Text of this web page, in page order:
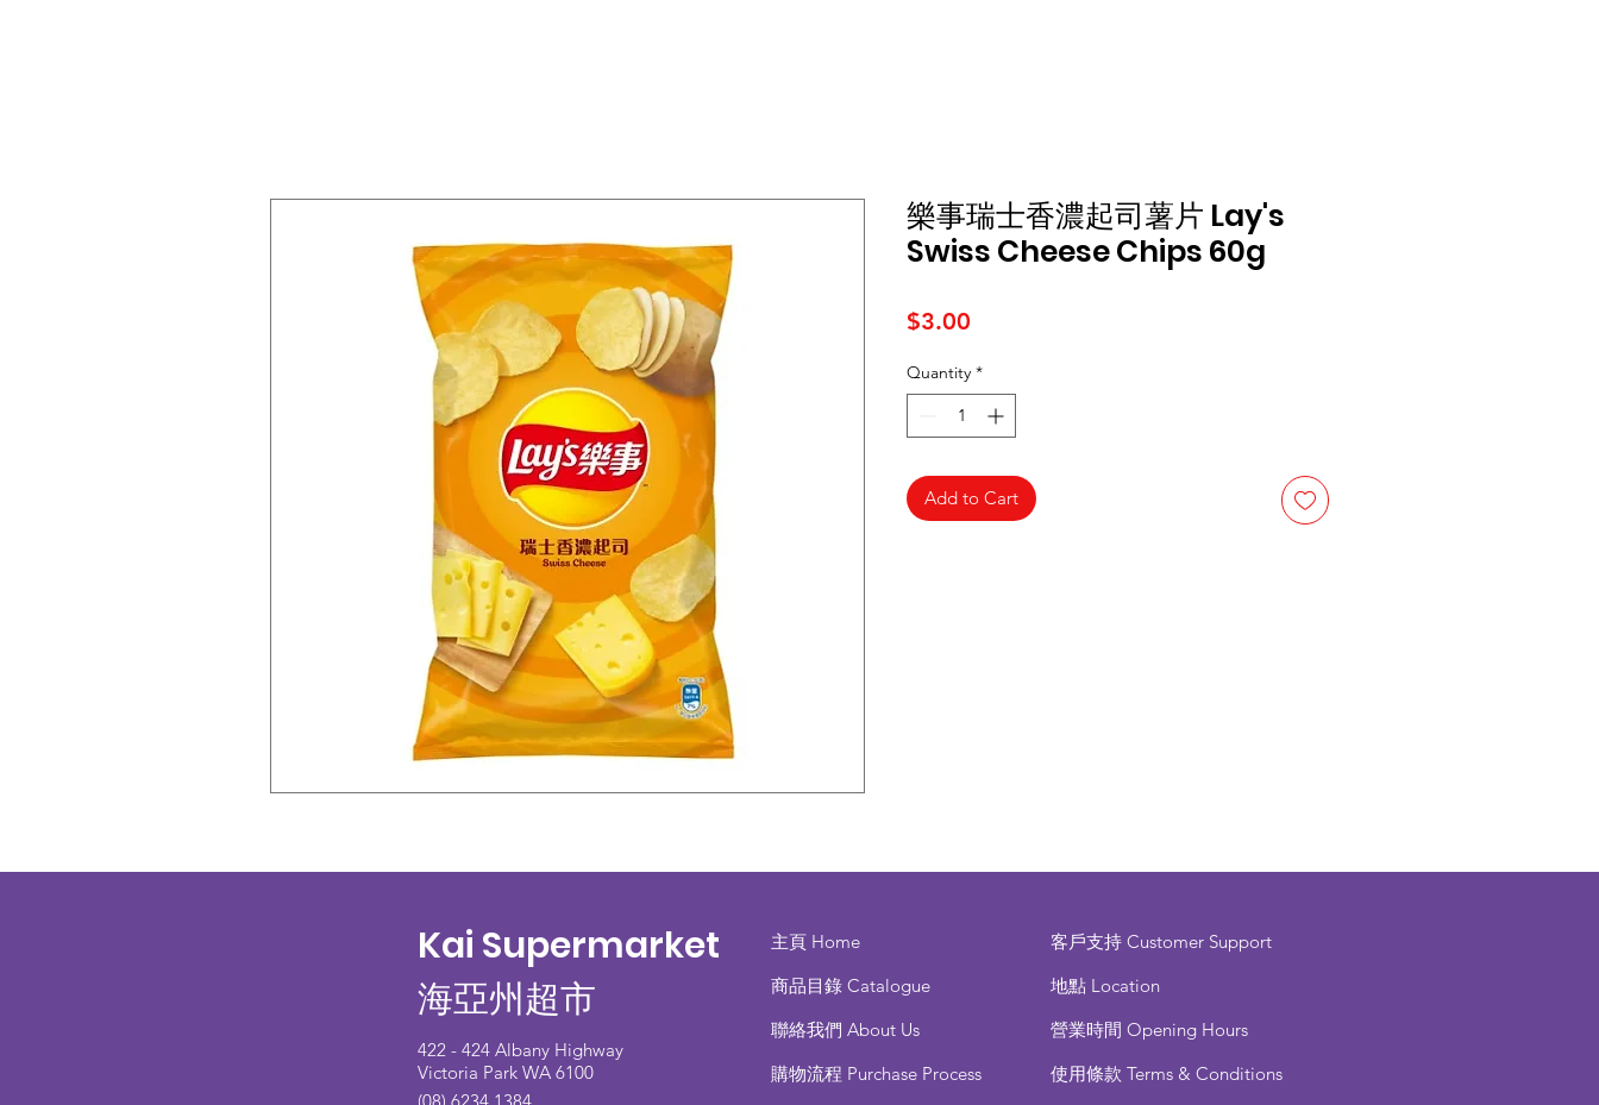
樂事瑞士香濃起司薯片 Lay's
Swiss Cheese Chips 60g
$3.00
Quantity *
Add to Cart
Kai Supermarket
海亞州超市
422 - 424 Albany Highway
Victoria Park WA 6100
主頁 Home
商品目錄 ​Catalogue
聯絡我們 About Us
​購物流程 Purchase Process
客戶支持Customer Support
地點 Location
營業時間Opening Hours
使用條款Terms & Conditions